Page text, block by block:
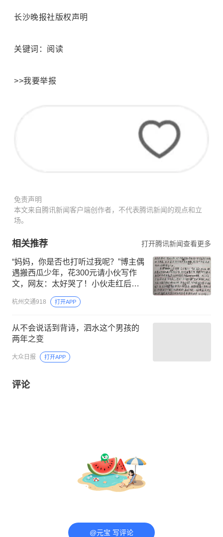
长沙晚报社版权声明
关键词：阅读
>>我要举报
免责声明
本文来自腾讯新闻客户端创作者，不代表腾讯新闻的观点和立
场。
相关推荐 打开腾讯新闻查看更多
“妈妈，你是否也打听过我呢？”博主偶
遇搬西瓜少年，花300元请小伙写作
文，网友：太好哭了！小伙走红后半
夜还在搬水泥挣钱
杭州交通918 打开APP
从不会说话到背诗，泗水这个男孩的
两年之变
大众日报 打开APP
评论
@元宝 写评论